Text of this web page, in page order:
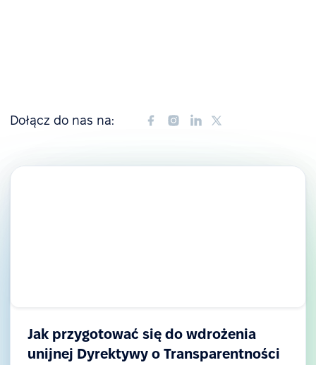
Dołącz do nas na:
Jak przygotować się do wdrożenia
unijnej Dyrektywy o Transparentności